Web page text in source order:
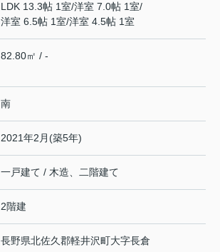
LDK 13.3帖 1室/洋室 7.0帖 1室/
洋室 6.5帖 1室/洋室 4.5帖 1室
82.80㎡ / -
南
2021年2月(築5年)
一戸建て / 木造、二階建て
2階建
長野県北佐久郡軽井沢町大字長倉